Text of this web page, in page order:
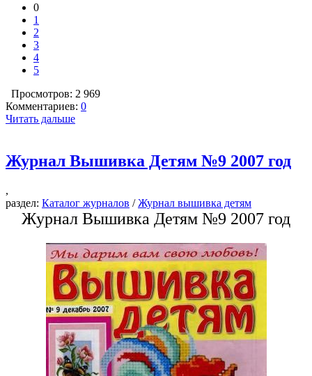
0
1
2
3
4
5
Просмотров: 2 969
Комментариев: 0
Читать дальше
Журнал Вышивка Детям №9 2007 год
,
раздел: Каталог журналов /Журнал вышивка детям
Журнал Вышивка Детям №9 2007 год